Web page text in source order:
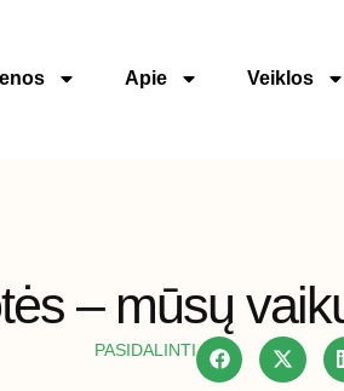
Apie Veiklos
– mūsų
PASIDALINTI